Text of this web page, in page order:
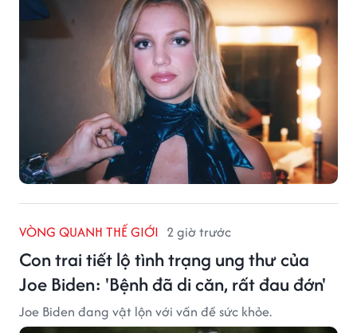
VÒNG QUANH THẾ GIỚI 2 giờ trước
Con trai tiết lộ tình trạng ung thư của
Joe Biden: 'Bệnh đã di căn, rất đau đớn'
Joe Biden đang vật lộn với vấn đề sức khỏe.